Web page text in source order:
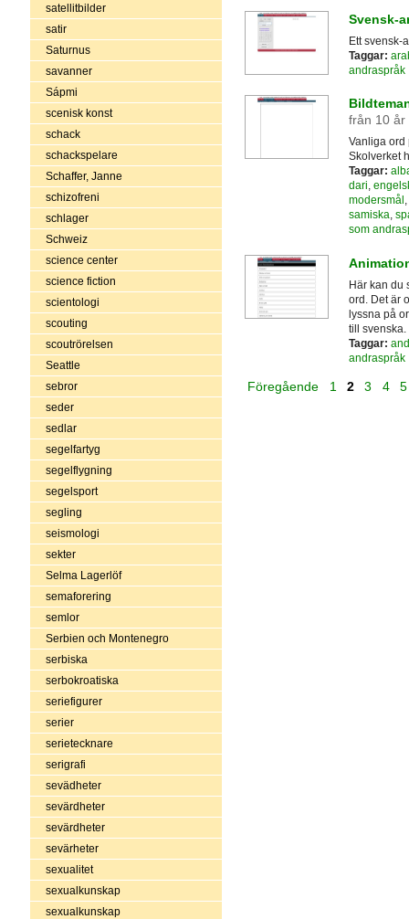
satellitbilder
satir
Saturnus
savanner
Sápmi
scenisk konst
schack
schackspelare
Schaffer, Janne
schizofreni
schlager
Schweiz
science center
science fiction
scientologi
scouting
scoutrörelsen
Seattle
sebror
seder
sedlar
segelfartyg
segelflygning
segelsport
segling
seismologi
sekter
Selma Lagerlöf
semaforering
semlor
Serbien och Montenegro
serbiska
serbokroatiska
seriefigurer
serier
serietecknare
serigrafi
sevädheter
sevärdheter
sevärdheter
sevärheter
sexualitet
sexualkunskap
sexualkunskap
Svensk-
Ett svensk-
Taggar:
andraspråk
från 10 år
Vanliga ord
Skolverket
Taggar:
dari,
modersmål ,
samiska,
som
Här kan du
ord. Det är
lyssna på
till
Taggar:
andraspråk
Föregående 1 2 3 4 5